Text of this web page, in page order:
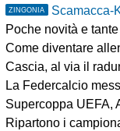
ZINGONIA Scamacca-
Poche novità e tante
Come diventare allenatore: da
Cascia, al via il raduno
La Federcalcio messicana
Supercoppa UEFA, Artan
Ripartono i